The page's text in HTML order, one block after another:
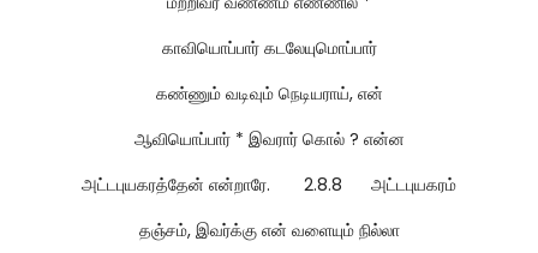
காவியொப்பார் கடலேயுமொப்பார்
கண்ணும் வடிவும் நெடியராய், என்
ஆவியொப்பார் * இவரார் கொல் ? என்ன
அட்டபுயகரத்தேன் என்றாரே. 2.8.8 அட்டபுயகரம்
தஞ்சம், இவர்க்கு என் வளையும் நில்லா